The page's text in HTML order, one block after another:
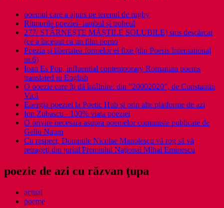
poemul care a ajuns pe terenul de rugby
Ritmurile poeziei- iambul și troheul
277/ STÂRNEȘTE MĂȘTILE SOLUBILE) sms descărcat
(ce a început ca un film porno
Poezia şi libertatea formelor ei fixe (din Poesis International
nr.6)
Ioan Es Pop, influential contemporary Romanian poems
translated in English
O poezie care îți dă întâlnire: din ”20002020”, de Constantin
Vică
Energia poeziei la Poetic Hub și prin alte platforme de azi
Ion Zubascu - 100% viata poeziei
O privire necesara asupra poemelor comuniste publicate de
Gellu Naum
Cu respect, Domnule Nicolae Manolescu vă rog să vă
retrageţi din juriul Premiului Naţional Mihai Eminescu
poezie de azi cu răzvan ţupa
actual
poeme